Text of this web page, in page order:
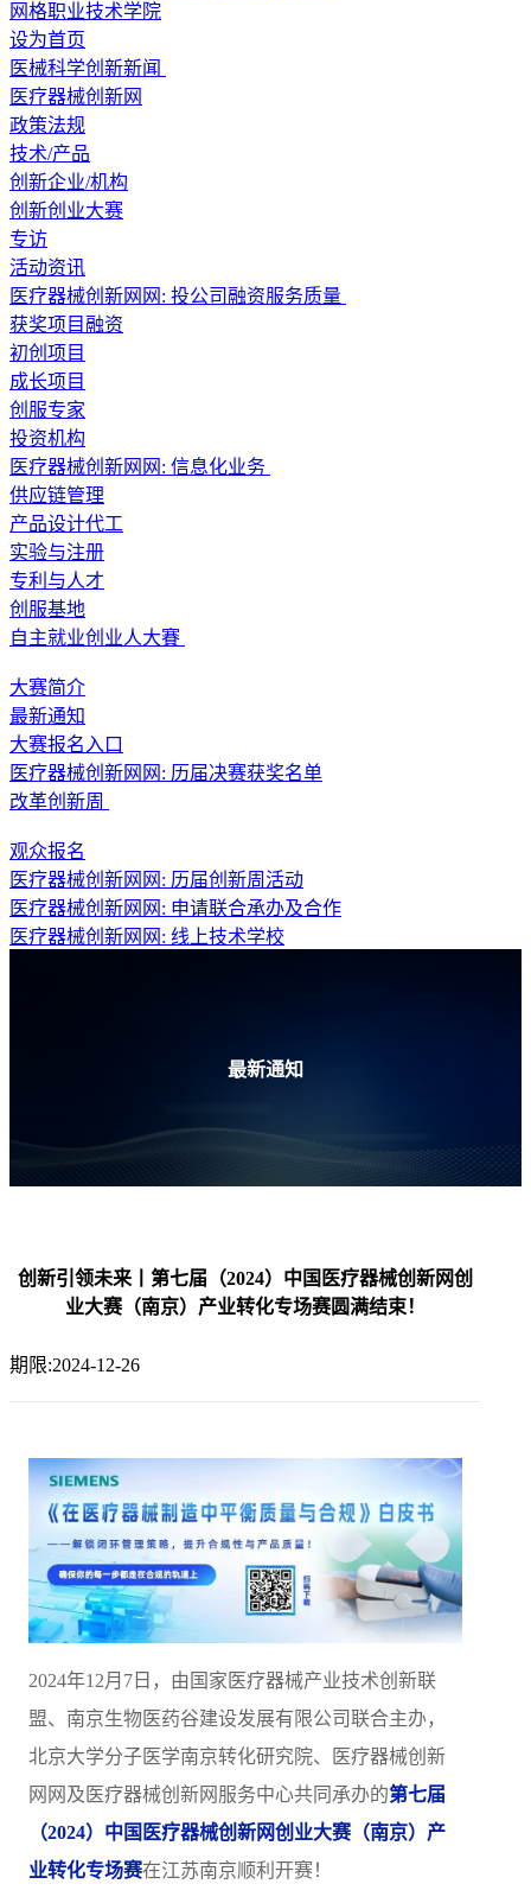
网格职业技术学院
设为首页
医械科学创新新闻
医疗器械创新网
政策法规
技术/产品
创新企业/机构
创新创业大赛
专访
活动资讯
医疗器械创新网网: 投公司融资服务质量
获奖项目融资
初创项目
成长项目
创服专家
投资机构
医疗器械创新网网: 信息化业务
供应链管理
产品设计代工
实验与注册
专利与人才
创服基地
自主就业创业人大賽
大赛简介
最新通知
大赛报名入口
医疗器械创新网网: 历届决赛获奖名单
改革创新周
观众报名
医疗器械创新网网: 历届创新周活动
医疗器械创新网网: 申请联合承办及合作
医疗器械创新网网: 线上技术学校
最新通知
创新引领未来丨第七届（2024）中国医疗器械创新网创
业大赛（南京）产业转化专场赛圆满结束！
期限:2024-12-26
2024年12月7日，由国家医疗器械产业技术创新联
盟、南京生物医药谷建设发展有限公司联合主办，
北京大学分子医学南京转化研究院、医疗器械创新
网网及医疗器械创新网服务中心共同承办的第七届
（2024）中国医疗器械创新网创业大赛（南京）产
业转化专场赛在江苏南京顺利开赛！